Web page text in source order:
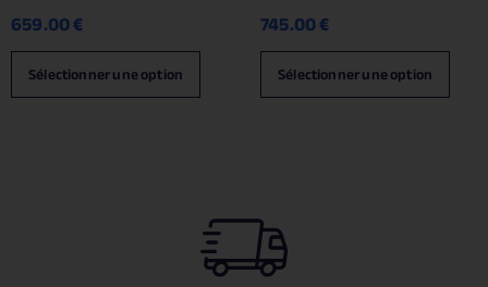
659.00€
Sélectionner une option
745.00€
Sélectionner une option